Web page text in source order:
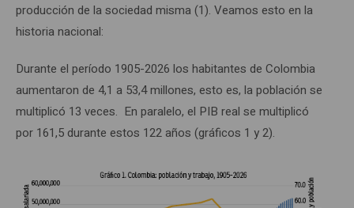
producción de la sociedad misma (1). Veamos esto en la
historia nacional:
Durante el período 1905-2026 los habitantes de Colombia
aumentaron de 4,1 a 53,4 millones, esto es, la población se
multiplicó 13 veces. En paralelo, el PIB real se multiplicó
por 161,5 durante estos 122 años (gráficos 1 y 2).